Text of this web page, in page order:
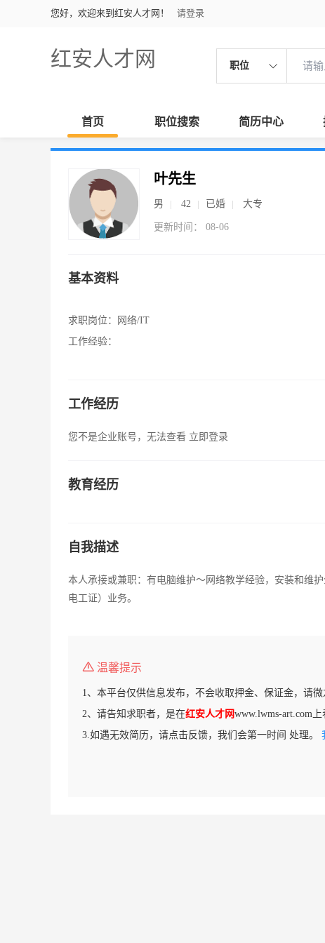
您好，欢迎来到红安人才网！ 请登录
红安人才网 职位
首页 职位搜索 简历中心
叶先生
男 42 已婚 大专
更新时间： 08-06
基本资料
求职岗位：
网络/IT
工作经验：
工作经历
您不是企业账号，无法查看 立即登录
教育经历
自我描述
本人承接或兼职：有电脑维护～网络教学经验，安装和维
电工证）业务。
温馨提示
1、本平台仅供信息发布，不会收取押金、保证金，请微
2、请告知求职者，是在红安人才网www.lwms-art.com上
3.如遇无效简历，请点击反馈，我们会第一时间 处理。